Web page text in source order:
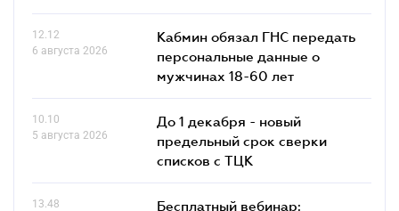
12.12
6 августа 2026
Кабмин обязал ГНС передать
персональные данные о
мужчинах 18-60 лет
10.10
5 августа 2026
До 1 декабря - новый
предельный срок сверки
списков c ТЦК
13.48
Бесплатный вебинар: